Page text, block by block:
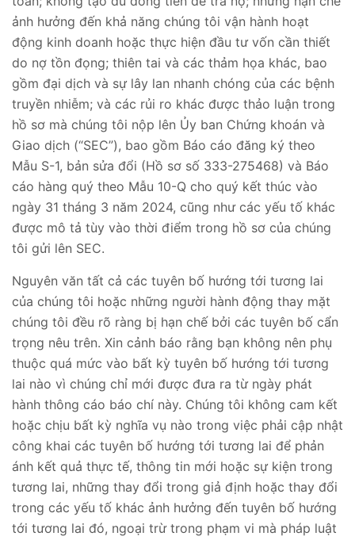
ảnh hưởng đến khả năng chúng tôi vận hành hoạt
động kinh doanh hoặc thực hiện đầu tư vốn cần thiết
do nợ tồn đọng; thiên tai và các thảm họa khác, bao
gồm đại dịch và sự lây lan nhanh chóng của các bệnh
truyền nhiễm; và các rủi ro khác được thảo luận trong
hồ sơ mà chúng tôi nộp lên Ủy ban Chứng khoán và
Giao dịch (“SEC”), bao gồm Báo cáo đăng ký theo
Mẫu S-1, bản sửa đổi (Hồ sơ số 333-275468) và Báo
cáo hàng quý theo Mẫu 10-Q cho quý kết thúc vào
ngày 31 tháng 3 năm 2024, cũng như các yếu tố khác
được mô tả tùy vào thời điểm trong hồ sơ của chúng
tôi gửi lên SEC.
Nguyên văn tất cả các tuyên bố hướng tới tương lai
của chúng tôi hoặc những người hành động thay mặt
chúng tôi đều rõ ràng bị hạn chế bởi các tuyên bố cẩn
trọng nêu trên. Xin cảnh báo rằng bạn không nên phụ
thuộc quá mức vào bất kỳ tuyên bố hướng tới tương
lai nào vì chúng chỉ mới được đưa ra từ ngày phát
hành thông cáo báo chí này. Chúng tôi không cam kết
hoặc chịu bất kỳ nghĩa vụ nào trong việc phải cập nhật
công khai các tuyên bố hướng tới tương lai để phản
ánh kết quả thực tế, thông tin mới hoặc sự kiện trong
tương lai, những thay đổi trong giả định hoặc thay đổi
trong các yếu tố khác ảnh hưởng đến tuyên bố hướng
tới tương lai đó, ngoại trừ trong phạm vi mà pháp luật